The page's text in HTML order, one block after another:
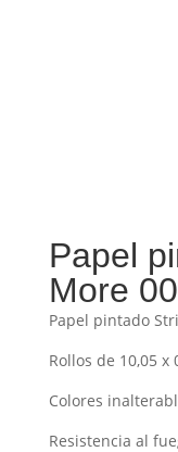
Papel
More
Papel pintado
Rollos de 10,05 x
Colores
Resistencia al